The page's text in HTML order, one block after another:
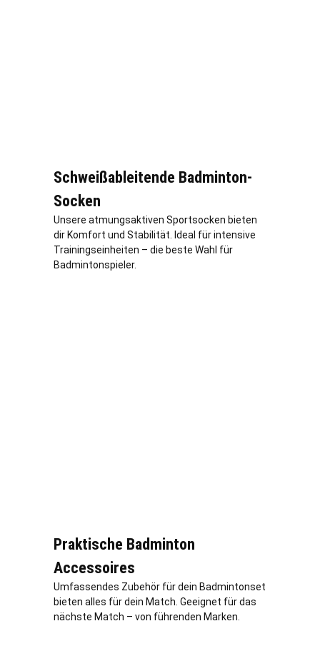
Schweißableitende Badminton-
Socken
Unsere atmungsaktiven Sportsocken bieten
dir Komfort und Stabilität. Ideal für intensive
Trainingseinheiten – die beste Wahl für
Badmintonspieler.
Praktische Badminton
Accessoires
Umfassendes Zubehör für dein Badmintonset
bieten alles für dein Match. Geeignet für das
nächste Match – von führenden Marken.